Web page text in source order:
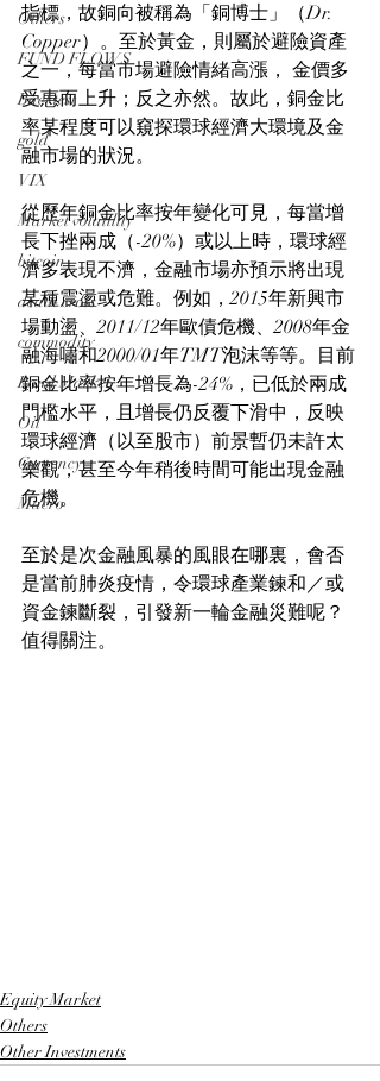
Others
FUND FLOWS
Backtest
gold
VIX
Market volatility
bitcoin
death cross
commodity
Bond Market
Oil
Currency
Macro
指標，故銅向被稱為「銅博士」（Dr.
Copper）。至於黃金，則屬於避險資產
之一，每當市場避險情緒高漲， 金價多
受惠而上升；反之亦然。故此，銅金比
率某程度可以窺探環球經濟大環境及金
融市場的狀況。
從歷年銅金比率按年變化可見，每當增
長下挫兩成（-20%）或以上時，環球經
濟多表現不濟，金融市場亦預示將出現
某種震盪或危難。例如，2015年新興市
場動盪、2011/12年歐債危機、2008年金
融海嘯和2000/01年TMT泡沫等等。目前
銅金比率按年增長為-24%，已低於兩成
門檻水平，且增長仍反覆下滑中，反映
環球經濟（以至股市）前景暫仍未許太
樂觀，甚至今年稍後時間可能出現金融
危機。
至於是次金融風暴的風眼在哪裏，會否
是當前肺炎疫情，令環球產業鍊和／或
資金鍊斷裂，引發新一輪金融災難呢？
值得關注。
Equity Market
Others
Other Investments